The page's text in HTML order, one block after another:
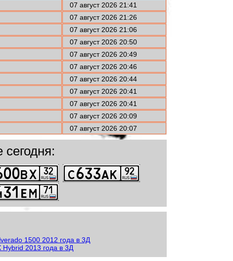
07 август 2026 21:41
07 август 2026 21:26
07 август 2026 21:06
07 август 2026 20:50
07 август 2026 20:49
07 август 2026 20:46
07 август 2026 20:44
07 август 2026 20:41
07 август 2026 20:41
07 август 2026 20:09
07 август 2026 20:07